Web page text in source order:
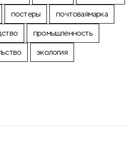
постеры
почтоваямарка
промышленность
экология